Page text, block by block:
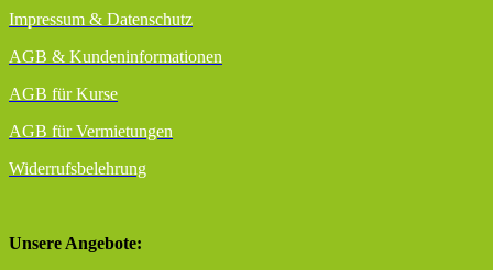
Impressum & Datenschutz
AGB & Kundeninformationen
AGB für Kurse
AGB für Vermietungen
Widerrufsbelehrung
Unsere Angebote: